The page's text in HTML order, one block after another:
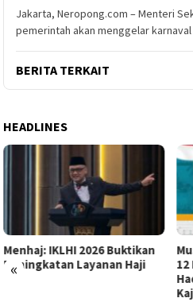
Jakarta, Neropong.com – Menteri
pemerintah akan menggelar
BERITA TERKAIT
HEADLINES
«
Menhaj: IKLHI 2026 Buktikan
Peningkatan Layanan Haji